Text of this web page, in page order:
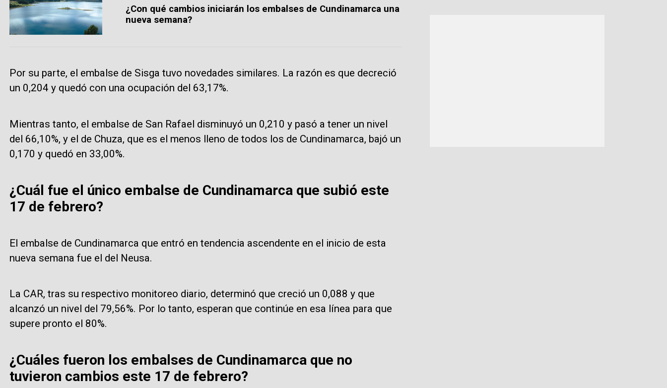
¿Con qué cambios iniciarán los embalses de Cundinamarca una
nueva semana?
Por su parte, el embalse de Sisga tuvo novedades similares. La razón es que decreció
un 0,204 y quedó con una ocupación del 63,17%.
Mientras tanto, el embalse de San Rafael disminuyó un 0,210 y pasó a tener un nivel
del 66,10%, y el de Chuza, que es el menos lleno de todos los de Cundinamarca, bajó un
0,170 y quedó en 33,00%.
¿Cuál fue el único embalse de Cundinamarca que subió este
17 de febrero?
El embalse de Cundinamarca que entró en tendencia ascendente en el inicio de esta
nueva semana fue el del Neusa.
La CAR, tras su respectivo monitoreo diario, determinó que creció un 0,088 y que
alcanzó un nivel del 79,56%. Por lo tanto, esperan que continúe en esa línea para que
supere pronto el 80%.
¿Cuáles fueron los embalses de Cundinamarca que no
tuvieron cambios este 17 de febrero?